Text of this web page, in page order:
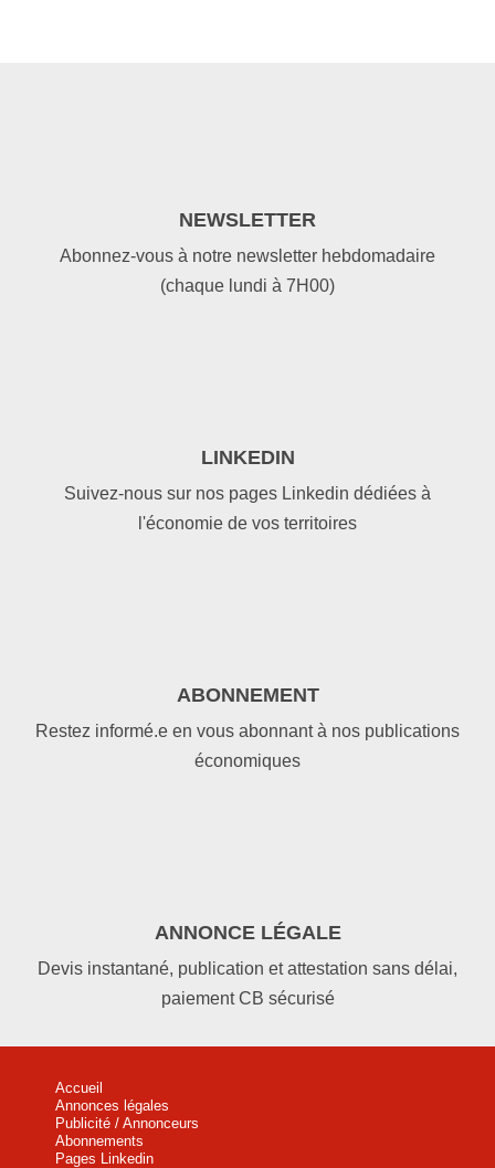
NEWSLETTER
Abonnez-vous à notre newsletter hebdomadaire
(chaque lundi à 7H00)
LINKEDIN
Suivez-nous sur nos pages Linkedin dédiées à
l'économie de vos territoires
ABONNEMENT
Restez informé.e en vous abonnant à nos publications
économiques
ANNONCE LÉGALE
Devis instantané, publication et attestation sans délai,
paiement CB sécurisé
Accueil
Annonces légales
Publicité / Annonceurs
Abonnements
Pages Linkedin